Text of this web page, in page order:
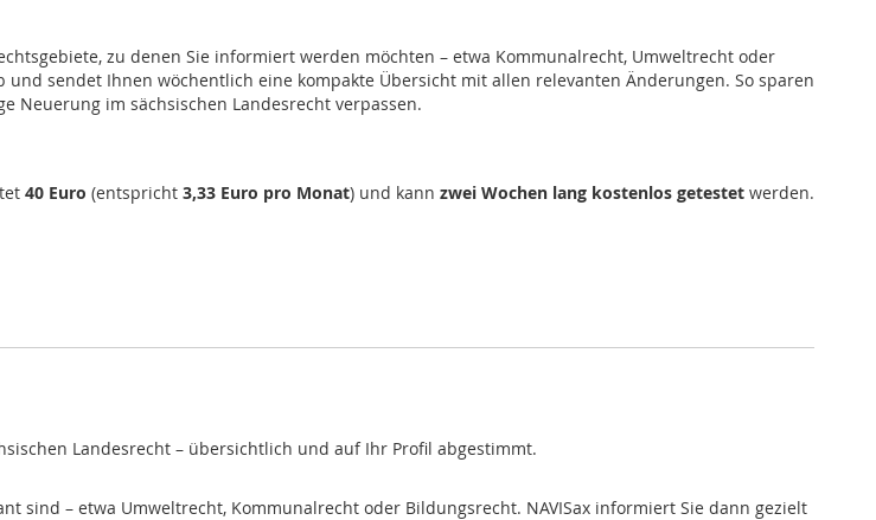
zu denen Sie informiert werden möchten – etwa Kommunalrecht, Umweltrecht oder
und sendet Ihnen wöchentlich eine kompakte Übersicht mit allen relevanten Änderungen. So sparen
Neuerung im sächsischen Landesrecht verpassen.
40 Euro (entspricht 3,33 Euro pro Monat) und kann zwei Wochen lang kostenlos getestet werden.
Landesrecht – übersichtlich und auf Ihr Profil abgestimmt.
sind – etwa Umweltrecht, Kommunalrecht oder Bildungsrecht. NAVISax informiert Sie dann gezielt